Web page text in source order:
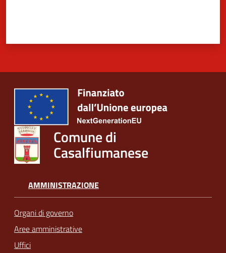
Comune di
Casalfiumanese
AMMINISTRAZIONE
Organi di governo
Aree amministrative
Uffici